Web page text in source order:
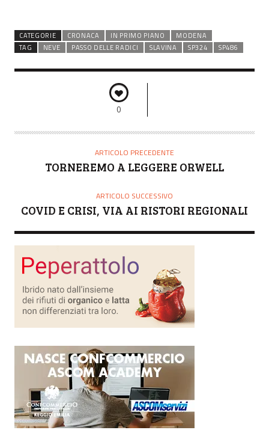
CATEGORIE CRONACA IN PRIMO PIANO
MODENA
TAG
NEVE PASSO DELLE RADICI SLAVINA SP324 SP486
0
ARTICOLO PRECEDENTE
TORNEREMO A LEGGERE ORWELL
ARTICOLO SUCCESSIVO
COVID E CRISI, VIA AI RISTORI REGIONALI